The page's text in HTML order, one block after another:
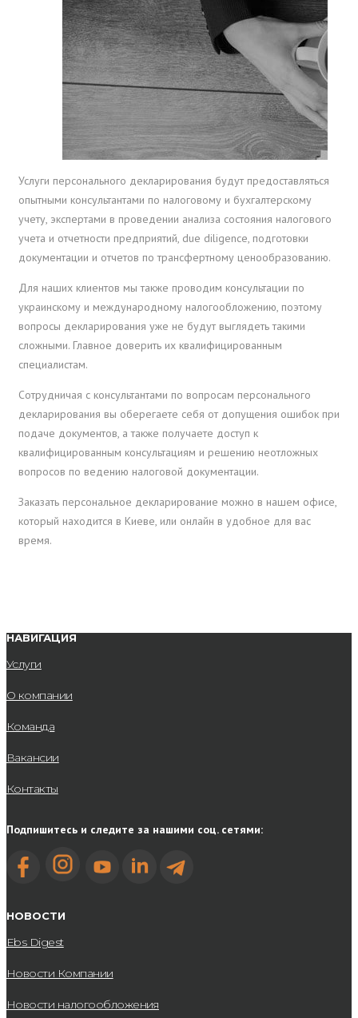
Услуги персонального декларирования будут предоставляться
опытными консультантами по налоговому и бухгалтерскому
учету, экспертами в проведении анализа состояния налогового
учета и отчетности предприятий, due diligence, подготовки
документации и отчетов по трансфертному ценообразованию.
Для наших клиентов мы также проводим консультации по
украинскому и международному налогообложению, поэтому
вопросы декларирования уже не будут выглядеть такими
сложными. Главное доверить их квалифицированным
специалистам.
Сотрудничая с консультантами по вопросам персонального
декларирования вы оберегаете себя от допущения ошибок при
подаче документов, а также получаете доступ к
квалифицированным консультациям и решению неотложных
вопросов по ведению налоговой документации.
Заказать персональное декларирование можно в нашем офисе,
который находится в Киеве, или онлайн в удобное для вас
время.
НАВИГАЦИЯ
Услуги
О компании
Команда
Вакансии
Контакты
Подпишитесь и следите за нашими соц. сетями:
НОВОСТИ
Ebs Digest
Новости Компании
Новости налогообложения